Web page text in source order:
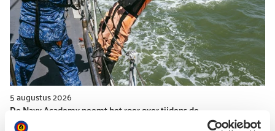
De Navy Academy neemt het roer over tijdens de
zomercampagne
5 augustus 2026